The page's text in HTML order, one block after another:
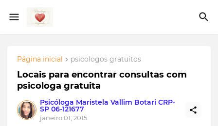
Página inicial psicologos gratuitos
Locais para encontrar consultas com
psicologa gratuita
Psicóloga Maristela Vallim Botari CRP-
SP 06-121677
janeiro 01, 2015